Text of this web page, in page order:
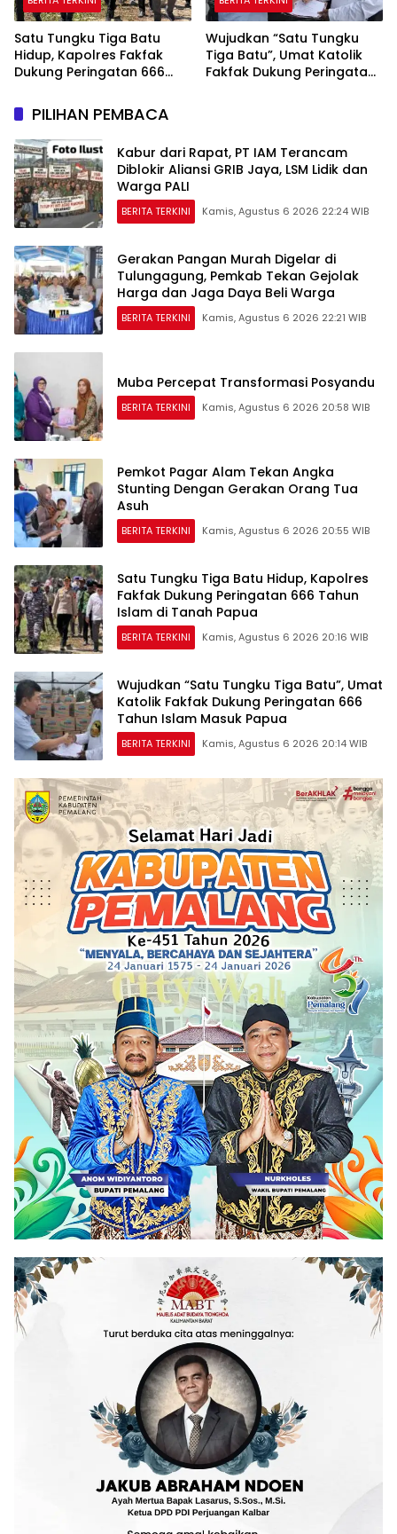
Satu Tungku Tiga Batu
Hidup, Kapolres Fakfak
Dukung Peringatan 666
Papua
Wujudkan “Satu Tungku
Tiga Batu”, Umat Katolik
Fakfak Dukung Peringatan
PILIHAN PEMBACA
Kabur dari Rapat, PT IAM Terancam
Diblokir Aliansi GRIB Jaya, LSM Lidik dan
Warga PALI
BERITA TERKINI Kamis, Agustus 6 2026 22:24 WIB
Gerakan Pangan Murah Digelar di
Tulungagung, Pemkab Tekan Gejolak
Harga dan Jaga Daya Beli Warga
BERITA TERKINI Kamis, Agustus 6 2026 22:21 WIB
Muba Percepat Transformasi Posyandu
BERITA TERKINI Kamis, Agustus 6 2026 20:58 WIB
Pemkot Pagar Alam Tekan Angka
Stunting Dengan Gerakan Orang Tua
Asuh
BERITA TERKINI Kamis, Agustus 6 2026 20:55 WIB
Satu Tungku Tiga Batu Hidup, Kapolres
Fakfak Dukung Peringatan 666 Tahun
Islam di Tanah Papua
BERITA TERKINI Kamis, Agustus 6 2026 20:16 WIB
Wujudkan “Satu Tungku Tiga Batu”, Umat
Katolik Fakfak Dukung Peringatan 666
Tahun Islam Masuk Papua
BERITA TERKINI Kamis, Agustus 6 2026 20:14 WIB